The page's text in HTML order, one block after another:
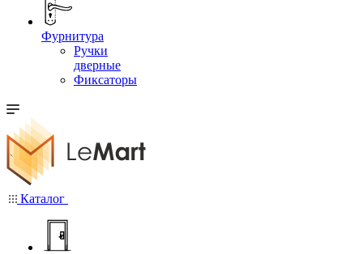
Фурнитура
Ручки
дверные
Фиксаторы
Каталог